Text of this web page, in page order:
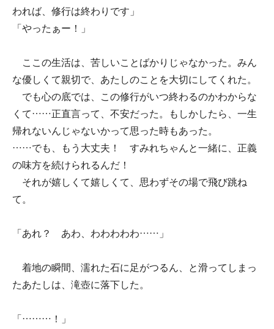
われば、修行は終わりです」
「やったぁー！」
ここの生活は、苦しいことばかりじゃなかった。みん
な優しくて親切で、あたしのことを大切にしてくれた。
でも心の底では、この修行がいつ終わるのかわからな
くて……正直言って、不安だった。もしかしたら、一生
帰れないんじゃないかって思った時もあった。
……でも、もう大丈夫！ すみれちゃんと一緒に、正義
の味方を続けられるんだ！
それが嬉しくて嬉しくて、思わずその場で飛び跳ね
て。
「あれ？ あわ、わわわわわ……」
着地の瞬間、濡れた石に足がつるん、と滑ってしまっ
たあたしは、滝壺に落下した。
「………！」